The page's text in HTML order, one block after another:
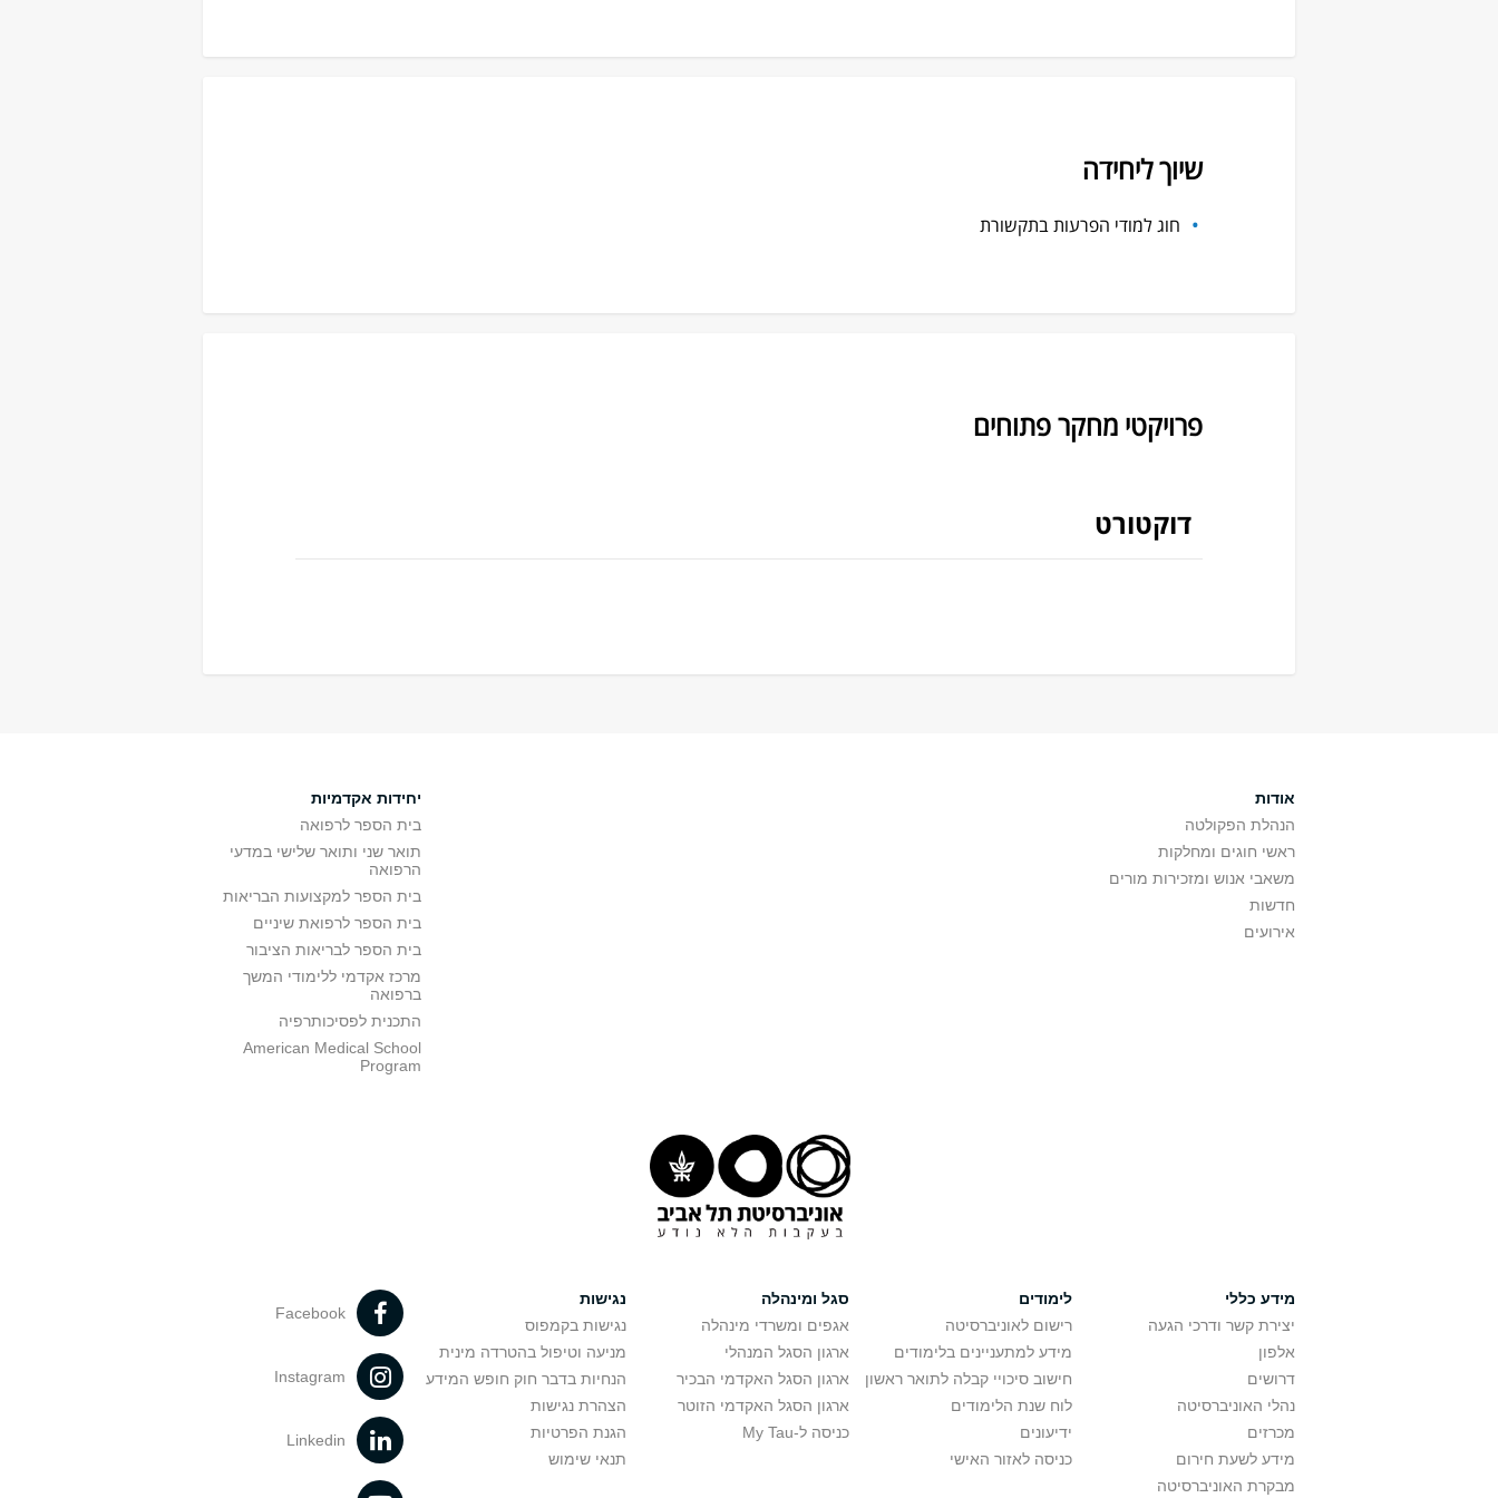
שיוך ליחידה
חוג למודי הפרעות בתקשורת
פרויקטי מחקר פתוחים
דוקטורט
אודות
הנהלת הפקולטה
ראשי חוגים ומחלקות
משאבי אנוש ומזכירות מורים
חדשות
אירועים
יחידות אקדמיות
בית הספר לרפואה
תואר שני ותואר שלישי במדעי
הרפואה
בית הספר למקצועות הבריאות
בית הספר לרפואת שיניים
בית הספר לבריאות הציבור
מרכז אקדמי ללימודי המשך
ברפואה
התכנית לפסיכותרפיה
American Medical School
Program
מידע כללי
יצירת קשר ודרכי הגעה
אלפון
דרושים
נהלי האוניברסיטה
מכרזים
מידע לשעת חירום
מבקרת האוניברסיטה
לימודים
רישום לאוניברסיטה
מידע למתעניינים בלימודים
חישוב סיכויי קבלה לתואר ראשון
לוח שנת הלימודים
ידיעונים
כניסה לאזור האישי
סגל ומינהלה
אגפים ומשרדי מינהלה
ארגון הסגל המנהלי
ארגון הסגל האקדמי הבכיר
ארגון הסגל האקדמי הזוטר
כניסה ל-My Tau
נגישות
נגישות בקמפוס
מניעה וטיפול בהטרדה מינית
הנחיות בדבר חוק חופש המידע
הצהרת נגישות
הגנת הפרטיות
תנאי שימוש
Facebook
Instagram
Linkedin